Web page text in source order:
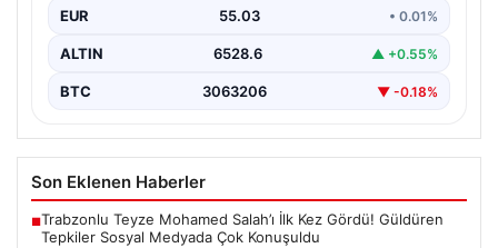
EUR 55.03 • 0.01%
ALTIN 6528.6 ▲ +0.55%
BTC 3063206 ▼ -0.18%
Son Eklenen Haberler
■Trabzonlu Teyze Mohamed Salah’ı İlk Kez Gördü! Güldüren
Tepkiler Sosyal Medyada Çok Konuşuldu